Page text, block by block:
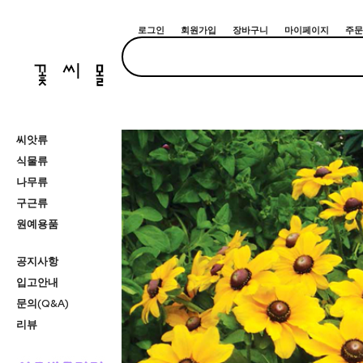
로그인 회원가입 장바구니 마이페이지 주
씨앗류
식물류
나무류
구근류
원예용품
공지사항
입고안내
문의(Q&A)
리뷰